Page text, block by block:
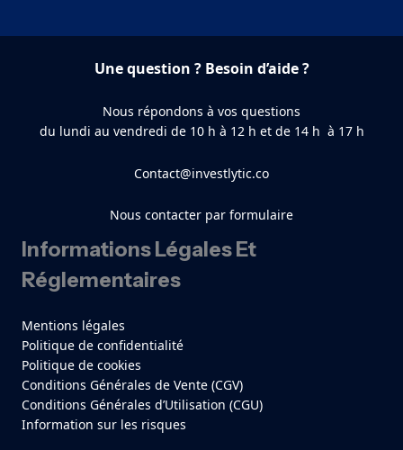
Une question ? Besoin d’aide ?
Nous répondons à vos questions
du lundi au vendredi de 10 h à 12 h et de 14 h à 17 h
Contact@investlytic.co
Nous contacter par formulaire
Informations Légales Et
Réglementaires
Mentions légales
Politique de confidentialité
Politique de cookies
Conditions Générales de Vente (CGV)
Conditions Générales d’Utilisation (CGU)
Information sur les risques